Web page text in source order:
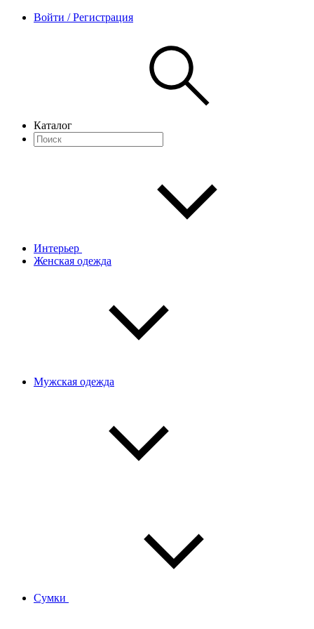
Войти / Регистрация
Каталог
Интерьер
Женская одежда
Мужская одежда
Сумки